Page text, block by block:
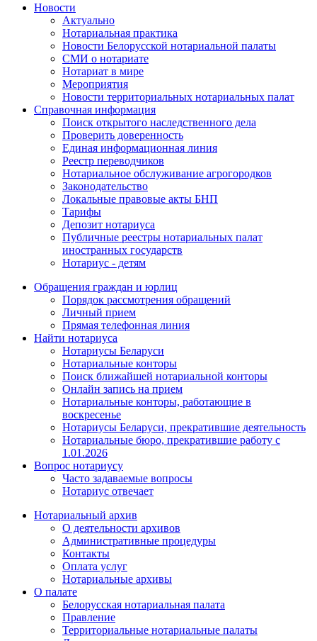
Новости
Актуально
Нотариальная практика
Новости Белорусской нотариальной палаты
СМИ о нотариате
Нотариат в мире
Мероприятия
Новости территориальных нотариальных палат
Справочная информация
Поиск открытого наследственного дела
Проверить доверенность
Единая информационная линия
Реестр переводчиков
Нотариальное обслуживание агрогородков
Законодательство
Локальные правовые акты БНП
Тарифы
Депозит нотариуса
Публичные реестры нотариальных палат
иностранных государств
Нотариус - детям
Обращения граждан и юрлиц
Порядок рассмотрения обращений
Личный прием
Прямая телефонная линия
Найти нотариуса
Нотариусы Беларуси
Нотариальные конторы
Поиск ближайшей нотариальной конторы
Онлайн запись на прием
Нотариальные конторы, работающие в
воскресенье
Нотариусы Беларуси, прекратившие деятельность
Нотариальные бюро, прекратившие работу с
1.01.2026
Вопрос нотариусу
Часто задаваемые вопросы
Нотариус отвечает
Нотариальный архив
О деятельности архивов
Административные процедуры
Контакты
Оплата услуг
Нотариальные архивы
О палате
Белорусская нотариальная палата
Правление
Территориальные нотариальные палаты